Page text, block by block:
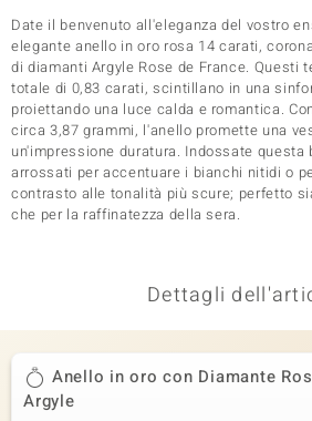
Date il benvenuto all'eleganza del vostro
elegante anello in oro rosa 14 carati,
di diamanti Argyle Rose de France. Questi
totale di 0,83 carati, scintillano in una
proiettando una luce calda e romantica.
circa 3,87 grammi, l'anello promette una
un'impressione duratura. Indossate questa
arrossati per accentuare i bianchi nitidi o
contrasto alle tonalità più scure; perfetto
che per la raffinatezza della sera.
Dettagli
Anello in oro con Diamante
Argyle